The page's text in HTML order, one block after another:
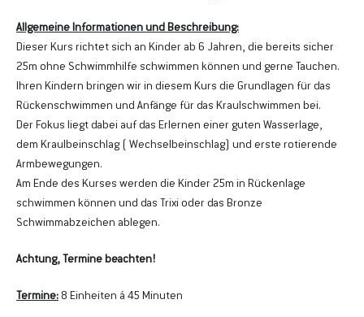
Allgemeine Informationen und Beschreibung:
Dieser Kurs richtet sich an Kinder ab 6 Jahren, die bereits sicher
25m ohne Schwimmhilfe schwimmen können und gerne Tauchen.
Ihren Kindern bringen wir in diesem Kurs die Grundlagen für das
Rückenschwimmen und Anfänge für das Kraulschwimmen bei.
Der Fokus liegt dabei auf das Erlernen einer guten Wasserlage,
dem Kraulbeinschlag ( Wechselbeinschlag) und erste rotierende
Armbewegungen.
Am Ende des Kurses werden die Kinder 25m in Rückenlage
schwimmen können und das Trixi oder das Bronze
Schwimmabzeichen ablegen.
Achtung, Termine beachten!
Termine: 8 Einheiten á 45 Minuten